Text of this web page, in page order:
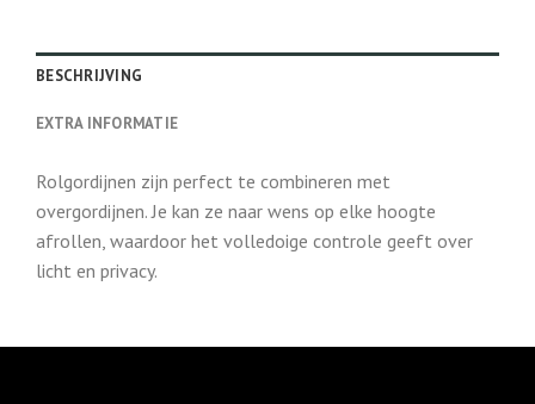
BESCHRIJVING
EXTRA INFORMATIE
Rolgordijnen zijn perfect te combineren met
overgordijnen. Je kan ze naar wens op elke hoogte
afrollen, waardoor het volledoige controle geeft over
licht en privacy.